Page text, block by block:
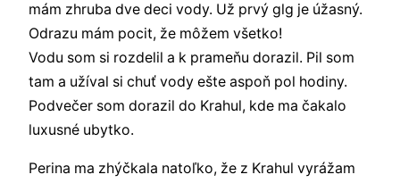
mám zhruba dve deci vody. Už prvý glg je úžasný.
Odrazu mám pocit, že môžem všetko!
Vodu som si rozdelil a k prameňu dorazil. Pil som
tam a užíval si chuť vody ešte aspoň pol hodiny.
Podvečer som dorazil do Krahul, kde ma čakalo
luxusné ubytko.
Perina ma zhýčkala natoľko, že z Krahul vyrážam